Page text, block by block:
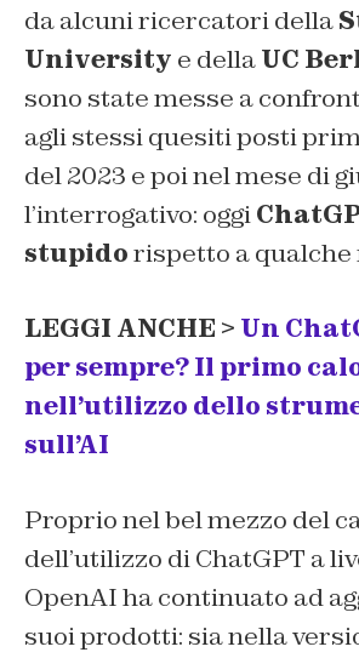
da alcuni ricercatori della
University e dellaUC
sono state messe a
agli stessi quesiti posti
del 2023 e poi nel mese di
l’interrogativo: oggi
stupidorispetto a qualche
LEGGI ANCHE > Un
per sempre? Il primo
nell’utilizzo dello
sull’AI
Proprio nel bel mezzo del
dell’utilizzo di ChatGPT a
OpenAI ha continuato ad
suoi prodotti: sia nella